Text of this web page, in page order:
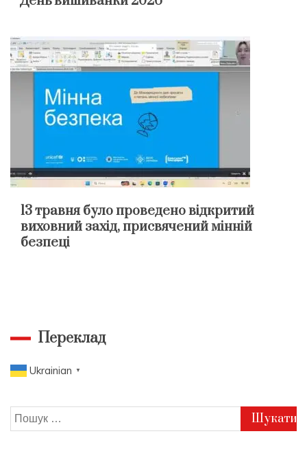
13 травня було проведено відкритий
виховний захід, присвячений мінній
безпеці
Переклад
Ukrainian ▼
Пошук: